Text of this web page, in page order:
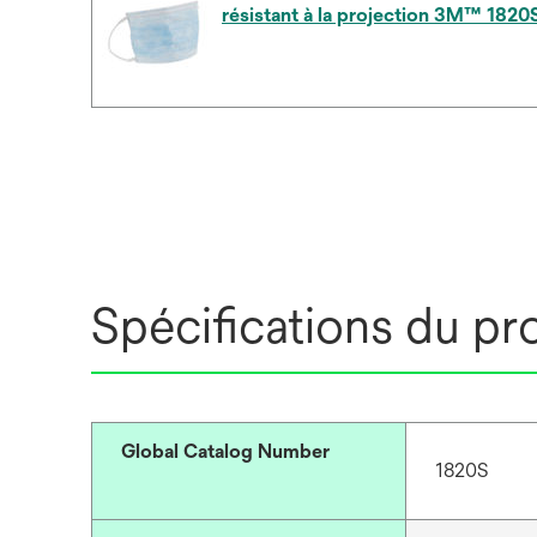
résistant à la projection 3M™
Spécifications du
Global Catalog Number
1820S